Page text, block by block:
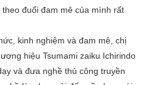
đuổi đam mê của mình rất
kinh nghiệm và đam mê, chị
hiệu Tsumami zaiku Ichirindo
và đưa nghề thủ công truyền